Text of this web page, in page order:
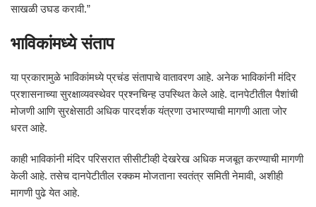
साखळी उघड करावी.”
भाविकांमध्ये संताप
या प्रकारामुळे भाविकांमध्ये प्रचंड संतापाचे वातावरण आहे. अनेक भाविकांनी मंदिर
प्रशासनाच्या सुरक्षाव्यवस्थेवर प्रश्नचिन्ह उपस्थित केले आहे. दानपेटीतील पैशांची
मोजणी आणि सुरक्षेसाठी अधिक पारदर्शक यंत्रणा उभारण्याची मागणी आता जोर
धरत आहे.
काही भाविकांनी मंदिर परिसरात सीसीटीव्ही देखरेख अधिक मजबूत करण्याची मागणी
केली आहे. तसेच दानपेटीतील रक्कम मोजताना स्वतंत्र समिती नेमावी, अशीही
मागणी पुढे येत आहे.